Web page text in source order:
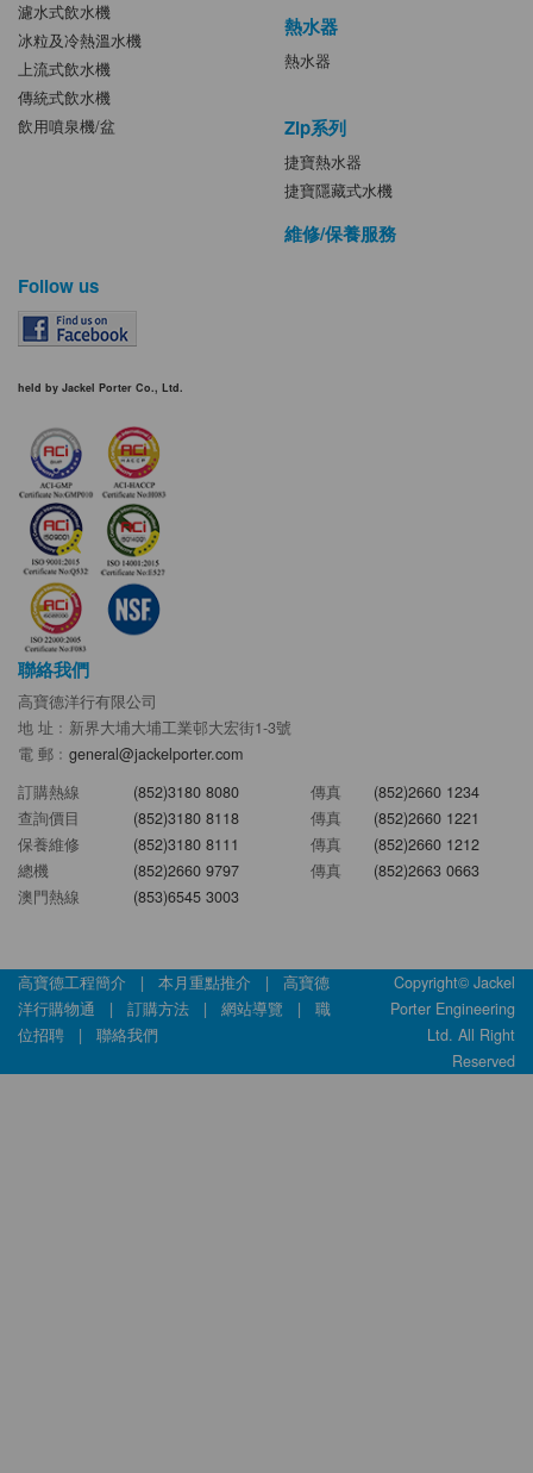
濾水式飲水機
冰粒及冷熱溫水機
上流式飲水機
傳統式飲水機
飲用噴泉機/盆
熱水器
熱水器
Zip系列
捷寶熱水器
捷寶隱藏式水機
維修/保養服務
Follow us
held by Jackel Porter Co., Ltd.
聯絡我們
高寶德洋行有限公司
地 址﹕新界大埔大埔工業邨大宏街1-3號
電 郵﹕ general@jackelporter.com
訂購熱線
(852)3180 8080 傳真
(852)2660 1234
查詢價目
(852)3180 8118 傳真
(852)2660 1221
保養維修
(852)3180 8111 傳真
(852)2660 1212
總機
(852)2660 9797 傳真
(852)2663 0663
澳門熱線
(853)6545 3003
高寶德工程簡介 | 本月重點推介 | 高寶德
洋行購物通 | 訂購方法 | 網站導覽 | 職
位招聘 | 聯絡我們
Copyright© Jackel
Porter Engineering
Ltd. All Right
Reserved